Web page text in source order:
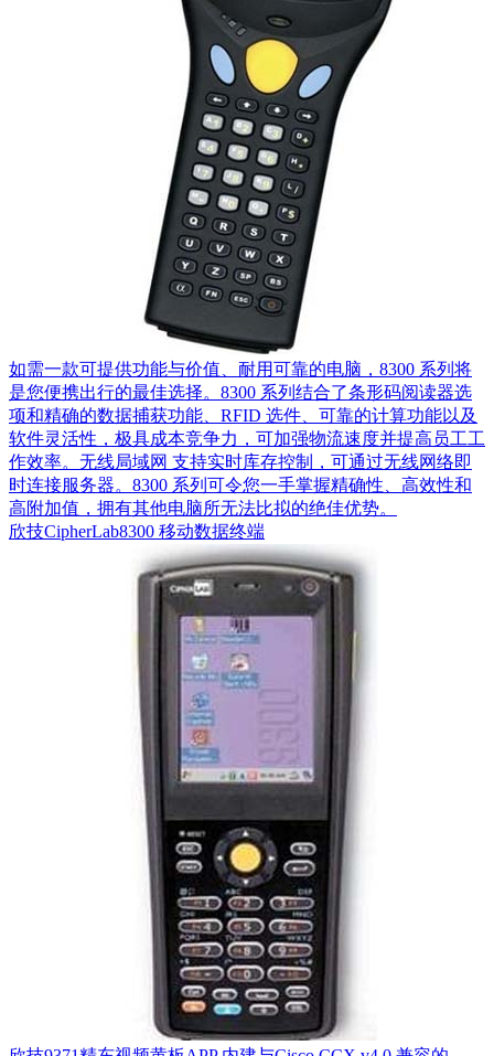
如需一款可提供功能与价值、耐用可靠的电脑，8300 系列将
是您便携出行的最佳选择。8300 系列结合了条形码阅读器选
项和精确的数据捕获功能、RFID 选件、可靠的计算功能以及
软件灵活性，极具成本竞争力，可加强物流速度并提高员工工
作效率。无线局域网 支持实时库存控制，可通过无线网络即
时连接服务器。8300 系列可令您一手掌握精确性、高效性和
高附加值，拥有其他电脑所无法比拟的绝佳优势。
欣技CipherLab8300 移动数据终端